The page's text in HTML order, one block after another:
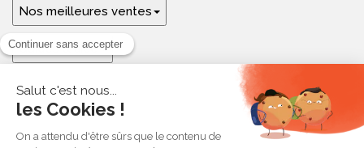
Nos meilleures ventes
Guides & aide
Ressources & inspirations